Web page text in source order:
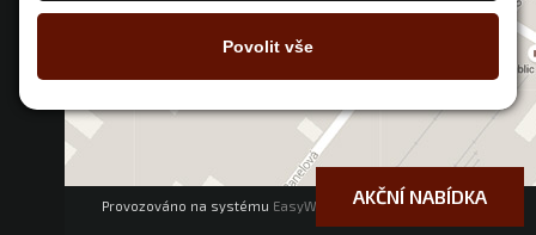
AKČNÍ NABÍDKA
Povolit vše
Provozováno na systému EasyWeb Tvorba eshopu© 2026 - CS